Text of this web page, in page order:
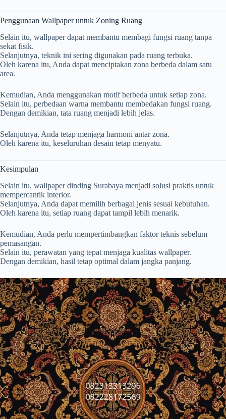
Penggunaan Wallpaper untuk Zoning Ruang
Selain itu, wallpaper dapat membantu membagi fungsi ruang tanpa
sekat fisik.
Selanjutnya, teknik ini sering digunakan pada ruang terbuka.
Oleh karena itu, Anda dapat menciptakan zona berbeda dalam satu
area.
Kemudian, Anda menggunakan motif berbeda untuk setiap zona.
Selain itu, perbedaan warna membantu membedakan fungsi ruang.
Dengan demikian, tata ruang menjadi lebih jelas.
Selanjutnya, Anda tetap menjaga harmoni antar zona.
Oleh karena itu, keseluruhan desain tetap menyatu.
Kesimpulan
Selain itu, wallpaper dinding Surabaya menjadi solusi praktis untuk
mempercantik interior.
Selanjutnya, Anda dapat memilih berbagai jenis sesuai kebutuhan.
Oleh karena itu, setiap ruang dapat tampil lebih menarik.
Kemudian, Anda perlu mempertimbangkan faktor teknis sebelum
pemasangan.
Selain itu, perawatan yang tepat menjaga kualitas wallpaper.
Dengan demikian, hasil tetap optimal dalam jangka panjang.